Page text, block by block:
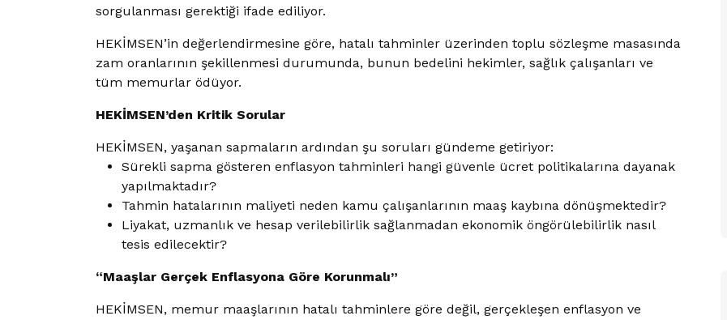
sorgulanması gerektiği ifade ediliyor.
HEKİMSEN’in değerlendirmesine göre, hatalı tahminler üzerinden toplu sözleşme masasında
zam oranlarının şekillenmesi durumunda, bunun bedelini hekimler, sağlık çalışanları ve
tüm memurlar ödüyor.
HEKİMSEN’den Kritik Sorular
HEKİMSEN, yaşanan sapmaların ardından şu soruları gündeme getiriyor:
Sürekli sapma gösteren enflasyon tahminleri hangi güvenle ücret politikalarına dayanak
yapılmaktadır?
Tahmin hatalarının maliyeti neden kamu çalışanlarının maaş kaybına dönüşmektedir?
Liyakat, uzmanlık ve hesap verilebilirlik sağlanmadan ekonomik öngörülebilirlik nasıl
tesis edilecektir?
“Maaşlar Gerçek Enflasyona Göre Korunmalı”
HEKİMSEN, memur maaşlarının hatalı tahminlere göre değil, gerçekleşen enflasyon ve